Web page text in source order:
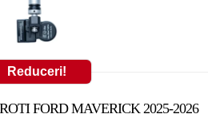
Reduceri!
FORD MAVERICK 2025-2026